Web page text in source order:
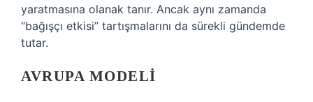
yaratmasına olanak tanır. Ancak aynı zamanda
“bağışçı etkisi” tartışmalarını da sürekli gündemde
tutar.
AVRUPA MODELI